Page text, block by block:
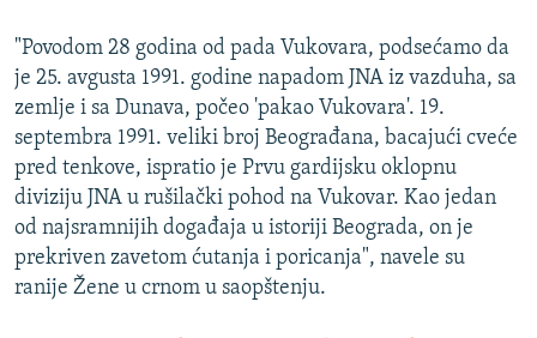
"Povodom 28 godina od pada Vukovara, podsećamo da
je 25. avgusta 1991. godine napadom JNA iz vazduha, sa
zemlje i sa Dunava, počeo 'pakao Vukovara'. 19.
septembra 1991. veliki broj Beograđana, bacajući cveće
pred tenkove, ispratio je Prvu gardijsku oklopnu
diviziju JNA u rušilački pohod na Vukovar. Kao jedan
od najsramnijih događaja u istoriji Beograda, on je
prekriven zavetom ćutanja i poricanja", navele su
ranije Žene u crnom u saopštenju.